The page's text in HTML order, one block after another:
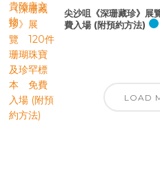
尖沙咀《深珊藏珍》
費入場 (附預約方法)
LOAD